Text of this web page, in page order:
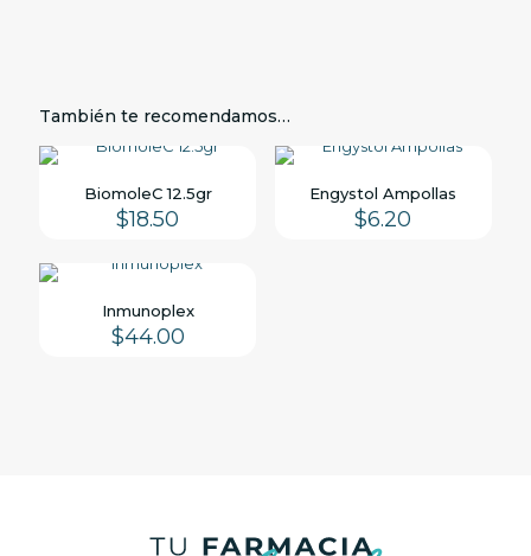
También te recomendamos…
BiomoleC 12.5gr
$18.50
Engystol Ampollas
$6.20
Inmunoplex
$44.00